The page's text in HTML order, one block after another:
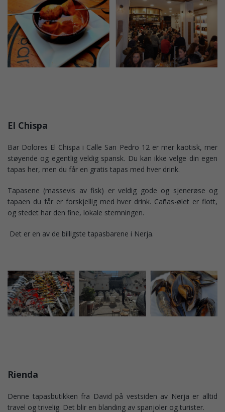
El Chispa
Bar Dolores El Chispa i Calle San Pedro 12 er mer kaotisk, mer
støyende og egentlig veldig spansk. Du kan ikke velge din egen
tapas her, men du får en gratis tapas med hver drink.
Tapasene (massevis av fisk) er veldig gode og sjenerøse og
tapaen du får er forskjellig med hver drink. Cañas-ølet er flott,
og stedet har den fine, lokale stemningen.
Det er en av de billigste tapasbarene i Nerja.
Rienda
Denne tapasbutikken fra David på vestsiden av Nerja er alltid
travel og trivelig. Det blir en blanding av spanjoler og turister.